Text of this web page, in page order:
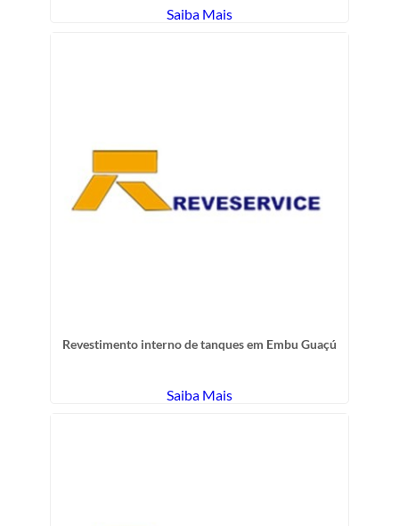
Saiba Mais
Revestimento interno de tanques em Embu Guaçú
Saiba Mais